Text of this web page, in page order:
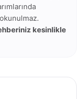
kesinlikle